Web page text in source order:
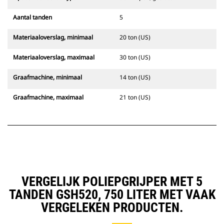
Aantal tanden 5
Materiaaloverslag, minimaal 20 ton (US)
Materiaaloverslag, maximaal 30 ton (US)
Graafmachine, minimaal 14 ton (US)
Graafmachine, maximaal 21 ton (US)
VERGELIJK POLIEPGRIJPER MET 5
TANDEN GSH520, 750 LITER MET VAAK
VERGELEKEN PRODUCTEN.